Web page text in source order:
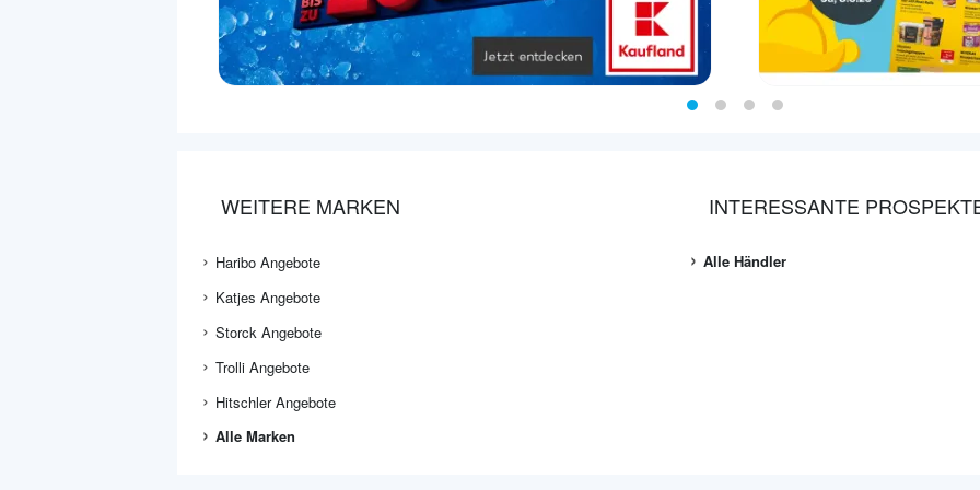
WEITERE MARKEN
Haribo Angebote
Katjes Angebote
Storck Angebote
Trolli Angebote
Hitschler Angebote
Alle Marken
INTERESSANTE
Alle Händler